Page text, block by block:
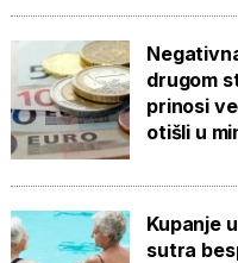
drugom
prinosi
otišli u
Kupanje
sutra